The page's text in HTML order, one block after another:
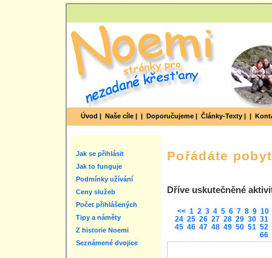
Úvod | Naše cíle | | Doporučujeme | Články-Texty | |
Jak se přihlásit
Jak to funguje
Podmínky užívání
Ceny služeb
Počet přihlášených
Tipy a náměty
Z historie Noemi
Seznámené dvojice
Pořádáte
Dříve uskutečněné
<< 1 2 3 4 5 6 7 8 9 10
24 25 26 27 28 29 30 31
45 46 47 48 49 50 51 52
66